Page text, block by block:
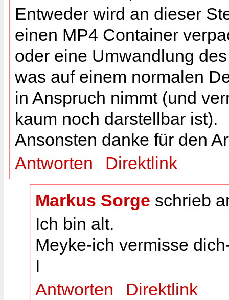
Entweder wird an dieser
einen MP4 Container
oder eine Umwandlung
was auf einem normalen
in Anspruch nimmt (und
kaum noch darstellbar ist).
Ansonsten danke für den
Antworten
Direktlink
Markus Sorge schrieb
Ich bin alt.
Meyke-ich vermisse
I
Antworten
Direktlink